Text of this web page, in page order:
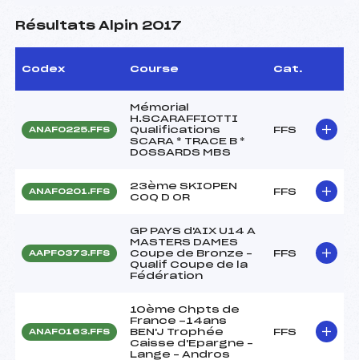
Résultats Alpin 2017
Codex Course Cat.
ANAF0225.FFS
Mémorial
H.SCARAFFIOTTI
Qualifications
SCARA * TRACE B *
DOSSARDS MBS
FFS
ANAF0201.FFS
23ème SKIOPEN
COQ D OR
FFS
AAPF0373.FFS
GP PAYS d'AIX U14 A
MASTERS DAMES
Coupe de Bronze –
Qualif Coupe de la
Fédération
FFS
ANAF0163.FFS
10ème Chpts de
France -14ans
BEN'J Trophée
Caisse d'Epargne –
Lange – Andros
FFS